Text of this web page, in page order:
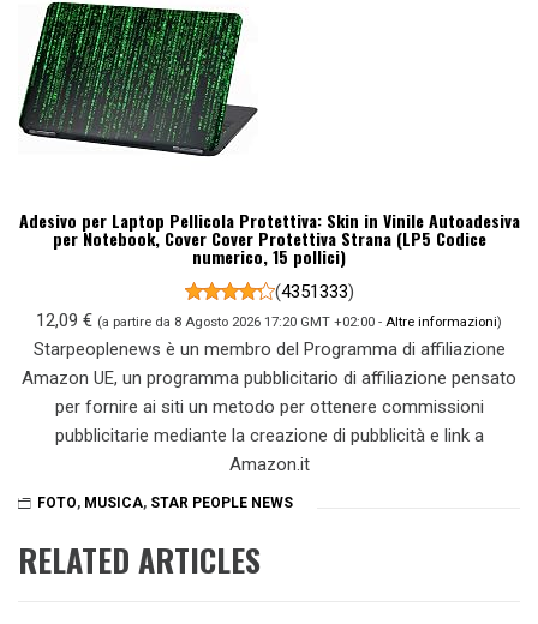
Adesivo per Laptop Pellicola Protettiva: Skin in Vinile Autoadesiva
per Notebook, Cover Cover Protettiva Strana (LP5 Codice
numerico, 15 pollici)
(4351333)
12,09 € (a partire da 8 Agosto 2026 17:20 GMT +02:00 - Altre informazioni)
Starpeoplenews è un membro del Programma di affiliazione
Amazon UE, un programma pubblicitario di affiliazione pensato
per fornire ai siti un metodo per ottenere commissioni
pubblicitarie mediante la creazione di pubblicità e link a
Amazon.it
FOTO, MUSICA, STAR PEOPLE NEWS
RELATED ARTICLES